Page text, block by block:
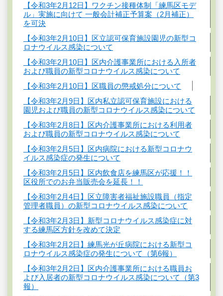
【令和3年2月12日】ワクチン接種体制「練馬区モデ
ル」実施に向けて 一般会計補正予算案（2月補正）
を可決
【令和3年2月10日】区立認可保育施設園児の新型コ
ロナウイルス感染について
【令和3年2月10日】区内介護事業所における入所者
および職員の新型コロナウイルス感染について
【令和3年2月10日】区職員の懲戒処分について
【令和3年2月9日】区内私立認可保育施設における
園児および職員の新型コロナウイルス感染について
【令和3年2月8日】区内介護事業所における利用者
および職員の新型コロナウイルス感染について
【令和3年2月5日】区内病院における新型コロナウ
イルス感染症の発生について
【令和3年2月5日】区内飲食店を練馬区が応援！！
区役所でのお弁当販売会を延長！！
【令和3年2月4日】区立障害者福祉施設職員（指定
管理者職員）の新型コロナウイルス感染について
【令和3年2月3日】新型コロナウイルス感染症に対
する練馬区方針を改めて決定
【令和3年2月2日】練馬光が丘病院における新型コ
ロナウイルス感染症の発生について（第6報）
【令和3年2月2日】区内介護事業所における職員お
よび入居者の新型コロナウイルス感染について（第3
報）